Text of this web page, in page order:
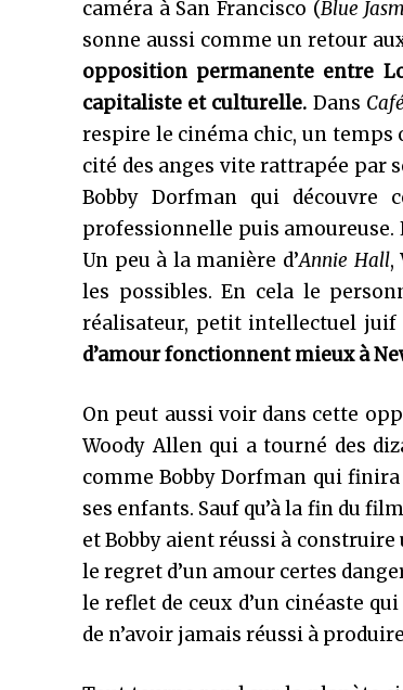
caméra à San Francisco (Blue
sonne aussi comme un retour
opposition permanente entre
capitaliste et culturelle. Dans
respire le cinéma chic, un temps
cité des anges vite rattrapée par
Bobby Dorfman qui découvre
professionnelle puis amoureuse.
Un peu à la manière d’Annie Hall,
les possibles. En cela le
réalisateur, petit intellectuel juif
d’amour fonctionnent mieux à
On peut aussi voir dans cette
Woody Allen qui a tourné des
comme Bobby Dorfman qui
ses enfants. Sauf qu’à la fin du
et Bobby aient réussi à
le regret d’un amour certes
le reflet de ceux d’un cinéaste
de n’avoir jamais réussi à